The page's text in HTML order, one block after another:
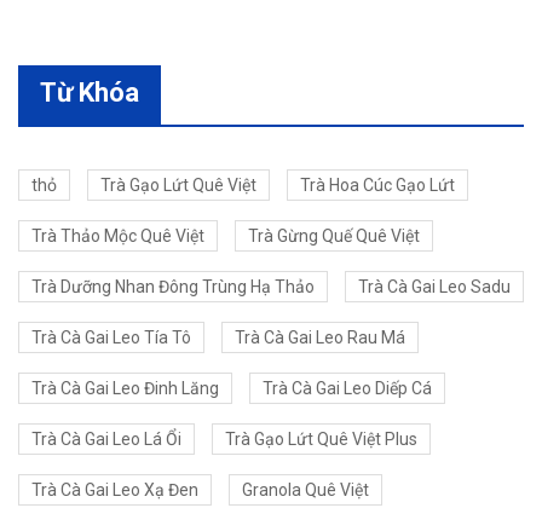
Từ Khóa
thỏ Trà Gạo Lứt Quê Việt Trà Hoa Cúc Gạo Lứt
Trà Thảo Mộc Quê Việt Trà Gừng Quế Quê Việt
Trà Dưỡng Nhan Đông Trùng Hạ Thảo Trà Cà Gai Leo Sadu
Trà Cà Gai Leo Tía Tô Trà Cà Gai Leo Rau Má
Trà Cà Gai Leo Đinh Lăng Trà Cà Gai Leo Diếp Cá
Trà Cà Gai Leo Lá Ổi Trà Gạo Lứt Quê Việt Plus
Trà Cà Gai Leo Xạ Đen Granola Quê Việt